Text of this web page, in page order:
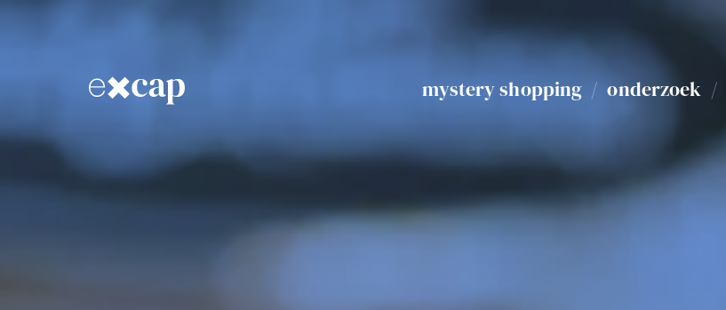
mystery shopping / onderzoek /